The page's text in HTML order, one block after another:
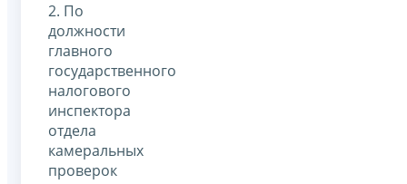
2. По
должности
главного
государственного
налогового
инспектора
отдела
камеральных
проверок